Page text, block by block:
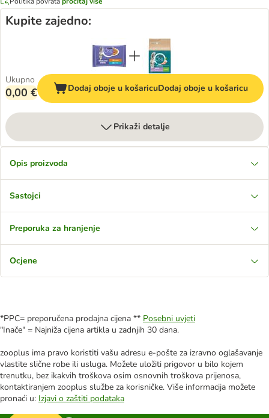
Kupite zajedno:
Ukupno
0,00 € Dodaj oboje u košaricuDodaj oboje u košaricu
Prikaži detalje
Opis proizvoda
Sastojci
Preporuka za hranjenje
Ocjene
*PPC= preporučena prodajna cijena ** Posebni uvjeti
"Inače" = Najniža cijena artikla u zadnjih 30 dana.
zooplus ima pravo koristiti vašu adresu e-pošte za izravno oglašavanje
vlastite slične robe ili usluga. Možete uložiti prigovor u bilo kojem
trenutku, bez ikakvih troškova osim osnovnih troškova prijenosa,
kontaktiranjem zooplus službe za korisničke. Više informacija možete
pronaći u: Izjavi o zaštiti podataka